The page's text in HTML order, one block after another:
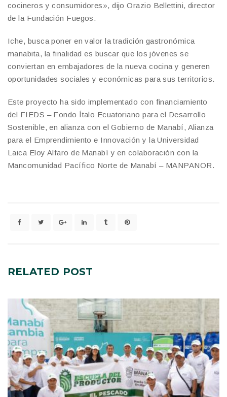
cocineros y consumidores», dijo Orazio Bellettini, director
de la Fundación Fuegos.
Iche, busca poner en valor la tradición gastronómica
manabita, la finalidad es buscar que los jóvenes se
conviertan en embajadores de la nueva cocina y generen
oportunidades sociales y económicas para sus territorios.
Este proyecto ha sido implementado con financiamiento
del FIEDS – Fondo Ítalo Ecuatoriano para el Desarrollo
Sostenible, en alianza con el Gobierno de Manabí, Alianza
para el Emprendimiento e Innovación y la Universidad
Laica Eloy Alfaro de Manabí y en colaboración con la
Mancomunidad Pacífico Norte de Manabí – MANPANOR.
RELATED POST